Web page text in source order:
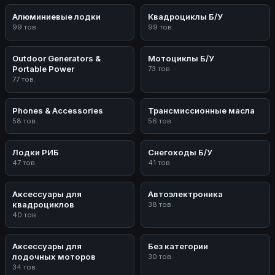
Алюминиевые лодки
99 тов.
Квадроциклы Б/У
99 тов.
Outdoor Generators &
Portable Power
77 тов.
Мотоциклы Б/У
73 тов.
Phones & Accessories
58 тов.
Трансмиссионные масла
56 тов.
Лодки РИБ
47 тов.
Снегоходы Б/У
41 тов.
Аксессуары для
квадроциклов
40 тов.
Автоэлектроника
38 тов.
Аксессуары для
лодочных моторов
34 тов.
Без категории
30 тов.